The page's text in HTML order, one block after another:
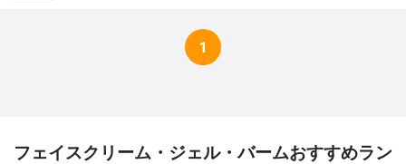
1
フェイスクリーム・ジェル・バームおすすめラン